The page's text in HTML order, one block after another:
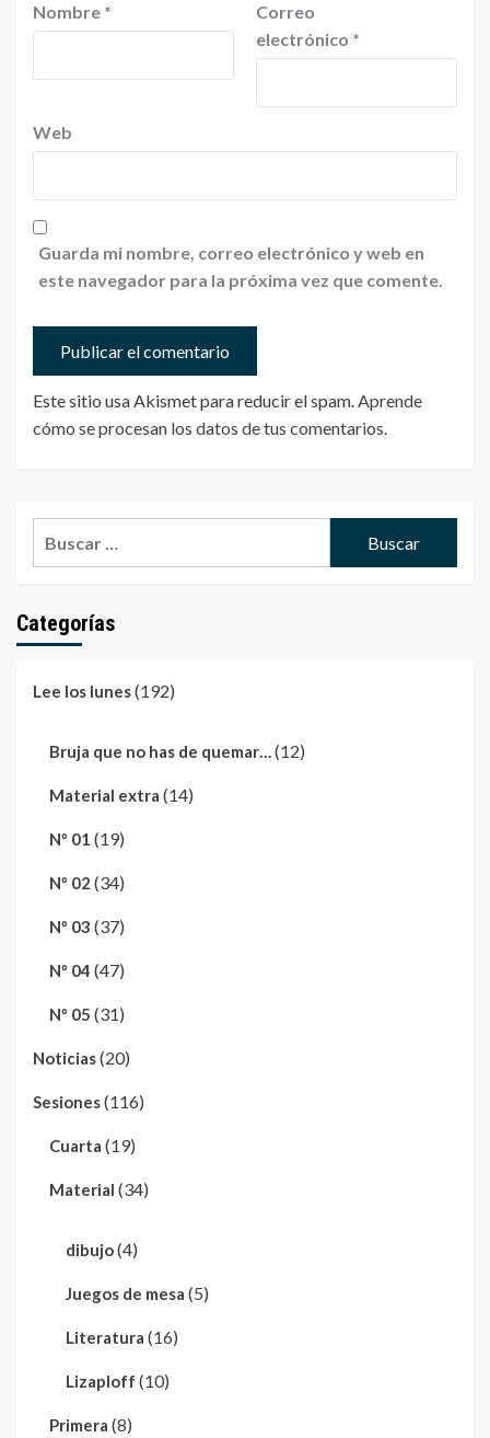
Nombre *
Correo
electrónico *
Web
Guarda mi nombre, correo electrónico y web en
este navegador para la próxima vez que comente.
Este sitio usa Akismet para reducir el spam.Aprende
cómo se procesan los datos de tus comentarios.
Categorías
Lee los lunes(192)
Bruja que no has de quemar…(12)
Material extra (14)
Nº 01 (19)
Nº 02 (34)
Nº 03 (37)
Nº 04 (47)
Nº 05 (31)
Noticias(20)
Sesiones(116)
Cuarta (19)
Material (34)
dibujo(4)
Juegos de mesa (5)
Literatura (16)
Lizaploff (10)
Primera (8)